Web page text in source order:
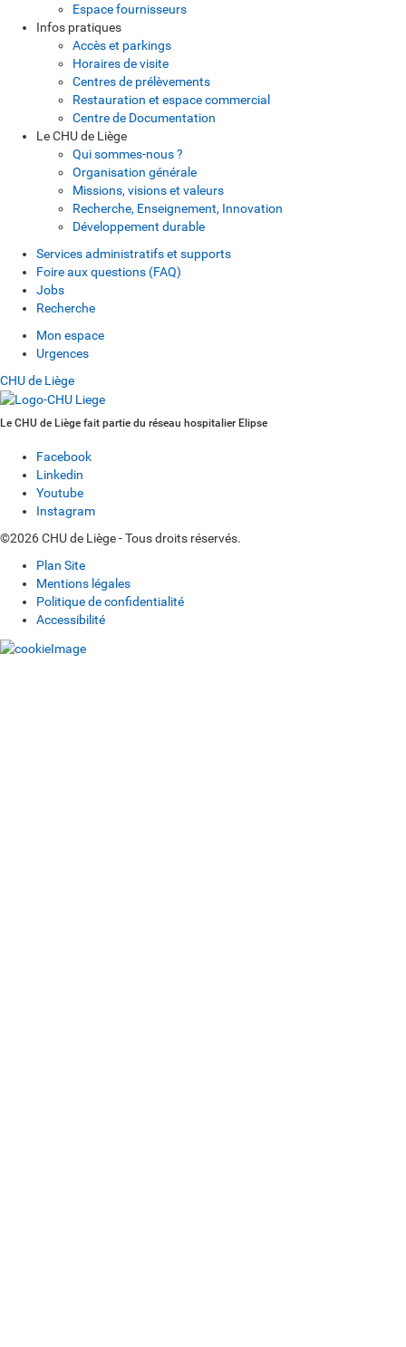
Espace fournisseurs
Infos pratiques
Accès et parkings
Horaires de visite
Centres de prélèvements
Restauration et espace commercial
Centre de Documentation
Le CHU de Liège
Qui sommes-nous ?
Organisation générale
Missions, visions et valeurs
Recherche, Enseignement, Innovation
Développement durable
Services administratifs et supports
Foire aux questions (FAQ)
Jobs
Recherche
Mon espace
Urgences
CHU de Liège
Le CHU de Liège fait partie du réseau hospitalier Elipse
Facebook
Linkedin
Youtube
Instagram
©2026 CHU de Liège - Tous droits réservés.
Plan Site
Mentions légales
Politique de confidentialité
Accessibilité